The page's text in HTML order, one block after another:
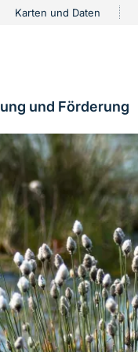
Karten und Daten
und Förderung